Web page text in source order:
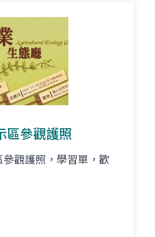
區參觀護照
參觀護照，學習單，歡